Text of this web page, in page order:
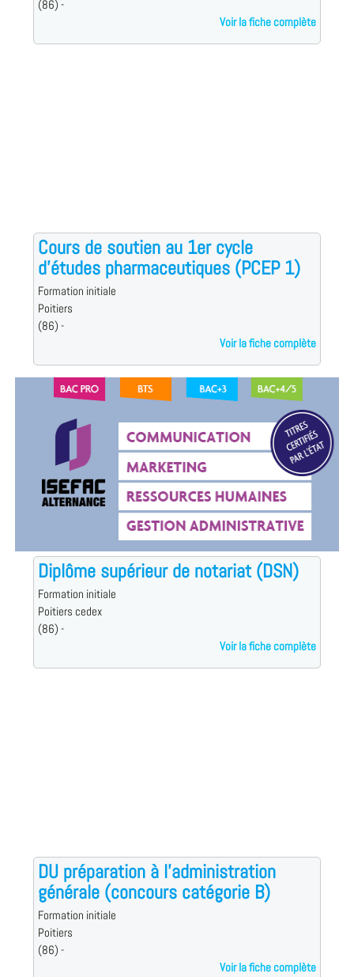
(86) -
Voir la fiche complète
Cours de soutien au 1er cycle
d'études pharmaceutiques (PCEP 1)
Formation initiale
Poitiers
(86) -
Voir la fiche complète
Diplôme supérieur de notariat (DSN)
Formation initiale
Poitiers cedex
(86) -
Voir la fiche complète
DU préparation à l'administration
générale (concours catégorie B)
Formation initiale
Poitiers
(86) -
Voir la fiche complète